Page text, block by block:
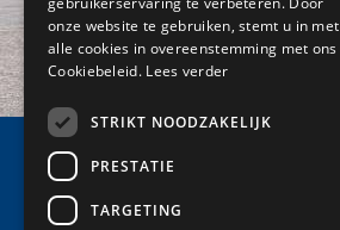
onze website te gebruiken, stemt u in met
alle cookies in overeenstemming met ons
Cookiebeleid. Lees verder
STRIKT NOODZAKELIJK
PRESTATIE
TARGETING